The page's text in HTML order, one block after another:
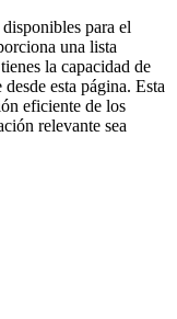
para el
una lista
la capacidad de
esta página. Esta
eficiente de los
relevante sea